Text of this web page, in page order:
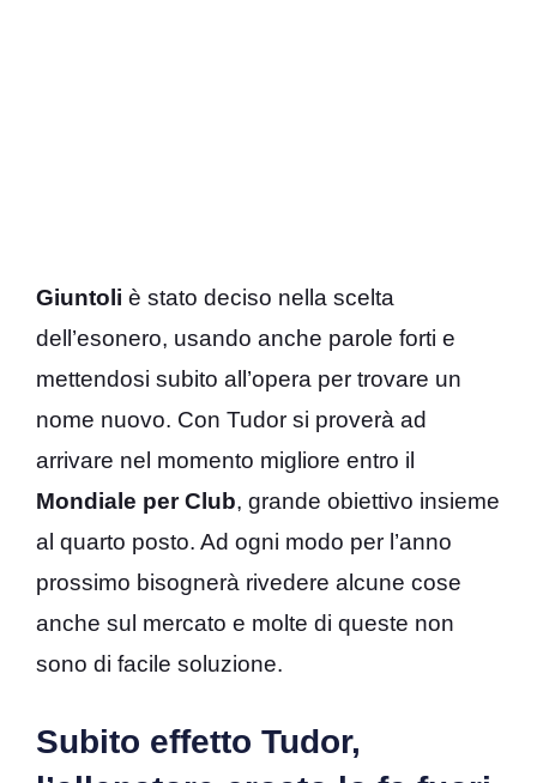
Giuntoli è stato deciso nella scelta
dell’esonero, usando anche parole forti e
mettendosi subito all’opera per trovare un
nome nuovo. Con Tudor si proverà ad
arrivare nel momento migliore entro il
Mondiale per Club, grande obiettivo insieme
al quarto posto. Ad ogni modo per l’anno
prossimo bisognerà rivedere alcune cose
anche sul mercato e molte di queste non
sono di facile soluzione.
Subito effetto Tudor,